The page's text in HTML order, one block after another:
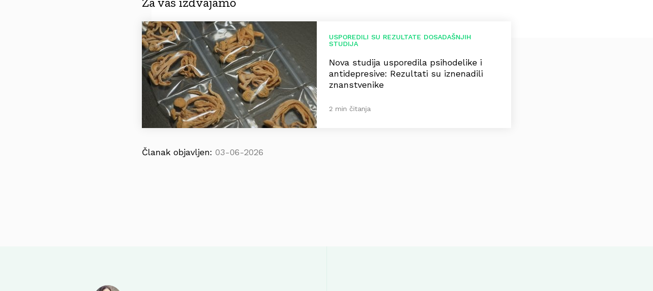
USPOREDILI SU REZULTATE DOSADAŠNJIH
STUDIJA
Nova studija usporedila psihodelike i
antidepresive: Rezultati su iznenadili
znanstvenike
2 min čitanja
Članak objavljen: 03-06-2026